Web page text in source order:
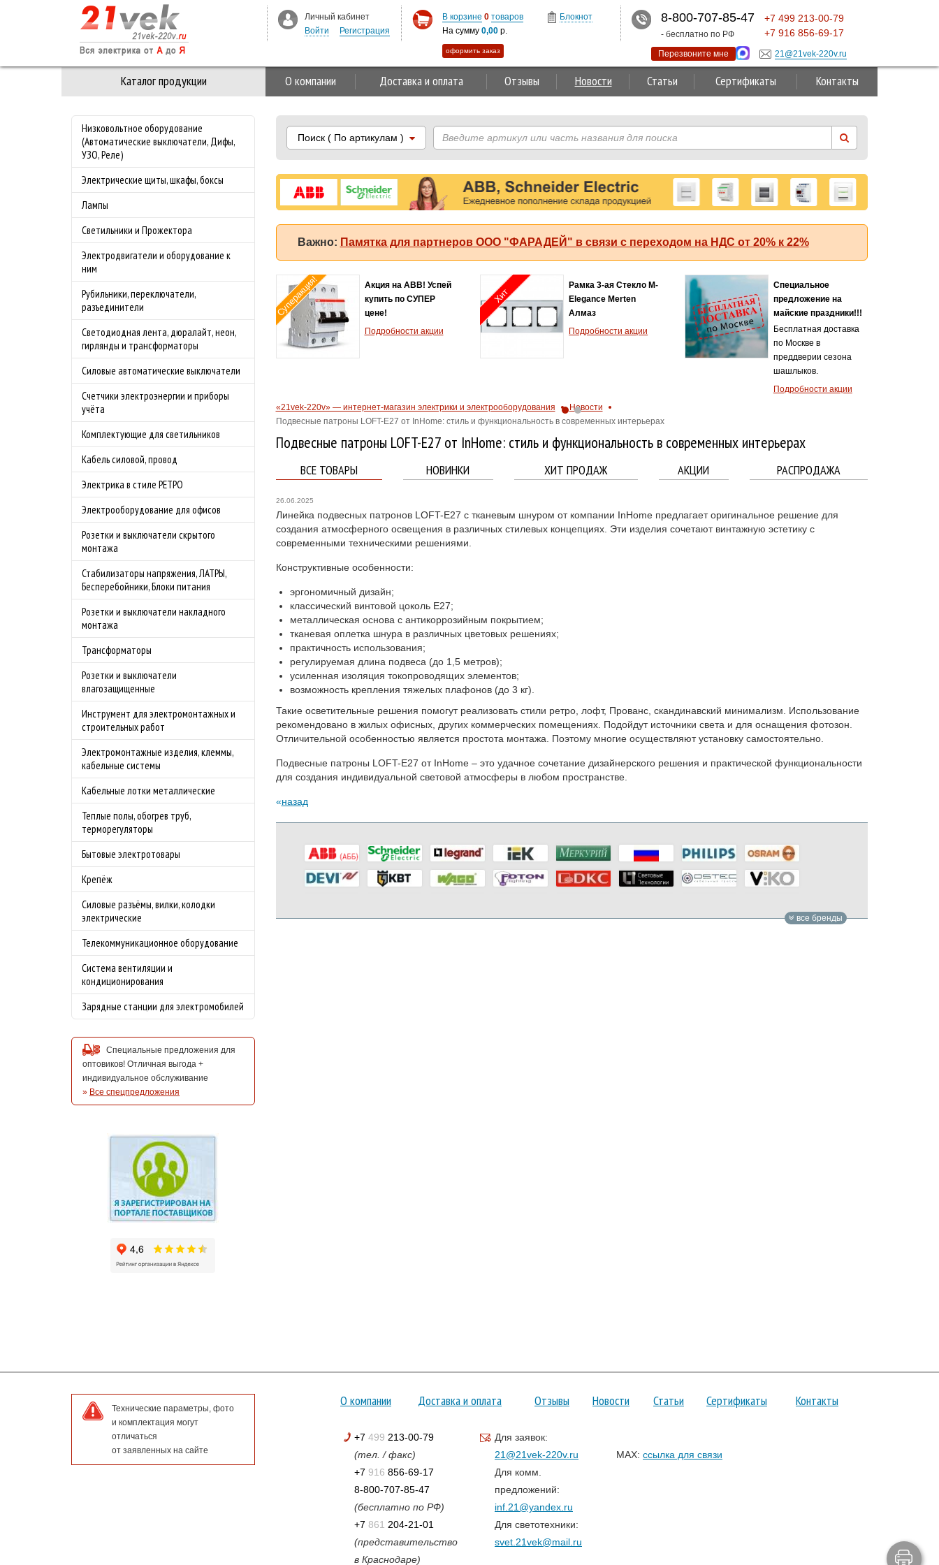
Каталог продукции О компании Доставка и оплата Отзывы Новости Статьи Сертификаты Контакты
Низковольтное оборудование
(Автоматические выключатели, Дифы,
УЗО, Реле)
Электрические щиты, шкафы, боксы
Лампы
Светильники и Прожектора
Электродвигатели и оборудование к
ним
Рубильники, переключатели,
разъединители
Светодиодная лента, дюралайт, неон,
гирлянды и трансформаторы
Силовые автоматические выключатели
Счетчики электроэнергии и приборы
учёта
Комплектующие для светильников
Кабель силовой, провод
Электрика в стиле РЕТРО
Электрооборудование для офисов
Розетки и выключатели скрытого
монтажа
Стабилизаторы напряжения, ЛАТРЫ,
Бесперебойники, Блоки питания
Розетки и выключатели накладного
монтажа
Трансформаторы
Розетки и выключатели
влагозащищенные
Инструмент для электромонтажных и
строительных работ
Электромонтажные изделия, клеммы,
кабельные системы
Кабельные лотки металлические
Теплые полы, обогрев труб,
терморегуляторы
Бытовые электротовары
Крепёж
Силовые разъёмы, вилки, колодки
электрические
Телекоммуникационное оборудование
Система вентиляции и
кондиционирования
Зарядные станции для электромобилей
Специальные предложения для
оптовиков! Отличная выгода +
индивидуальное обслуживание
» Все спецпредложения
Поиск( По артикулам )
Важно: Памятка для партнеров ООО "ФАРАДЕЙ" в связи с переходом на НДС от 20% к 22%
Elegance Merten
Алмаз
Подробности акции
Специальное
предложение на
майские праздники!!!
Бесплатная доставка
по Москве в
преддверии сезона
Хит
Соединитель 2,5мм2
оранжевый Legrand
Capvis
Подробности акции
Хит продаж!
Автомат ABB (АББ)
MS116-4.0 50 кА с
регулируемой
тепловой защитой
2.5A - 4.0А
Хит продаж!
«21vek-220v» — интернет-магазин электрики и электрооборудования
Новости
Подвесные патроны LOFT-E27 от InHome: стиль и функциональность в современных интерьерах
Подвесные патроны LOFT-E27 от InHome: стиль и функциональность в современных интерьерах
ВСЕ ТОВАРЫ НОВИНКИ ХИТ ПРОДАЖ АКЦИИ РАСПРОДАЖА
26.06.2025
Линейка подвесных патронов LOFT-E27 с тканевым шнуром от компании InHome предлагает оригинальное решение для
создания атмосферного освещения в различных стилевых концепциях. Эти изделия сочетают винтажную эстетику с
современными техническими решениями.
Конструктивные особенности:
эргономичный дизайн;
классический винтовой цоколь Е27;
металлическая основа с антикоррозийным покрытием;
тканевая оплетка шнура в различных цветовых решениях;
практичность использования;
регулируемая длина подвеса (до 1,5 метров);
усиленная изоляция токопроводящих элементов;
возможность крепления тяжелых плафонов (до 3 кг).
Такие осветительные решения помогут реализовать стили ретро, лофт, Прованс, скандинавский минимализм. Использование
рекомендовано в жилых офисных, других коммерческих помещениях. Подойдут источники света и для оснащения фотозон.
Отличительной особенностью является простота монтажа. Поэтому многие осуществляют установку самостоятельно.
Подвесные патроны LOFT-E27 от InHome – это удачное сочетание дизайнерского решения и практической функциональности
для создания индивидуальной световой атмосферы в любом пространстве.
назад
все бренды
Технические параметры, фото
и комплектация могут
отличаться
от заявленных на сайте
О компании Доставка и оплата Отзывы Новости Статьи Сертификаты Контакты
+7 499 213-00-79
(тел. / факс)
+7 916 856-69-17
8-800-707-85-47
(бесплатно по РФ)
+7 861 204-21-01
(представительство
в Краснодаре)
Для заявок:
21@21vek-220v.ru
Для комм.
предложений:
inf.21@yandex.ru
Для светотехники:
svet.21vek@mail.ru
MAX: ссылка для связи
Личный кабинет
Войти
Регистрация
В корзине 0 товаров
На сумму 0,00 р.
оформить заказ
Блокнот 8-800-707-85-47
- бесплатно по РФ
+7 499 213-00-79
+7 916 856-69-17
Перезвоните мне 21@21vek-220v.ru